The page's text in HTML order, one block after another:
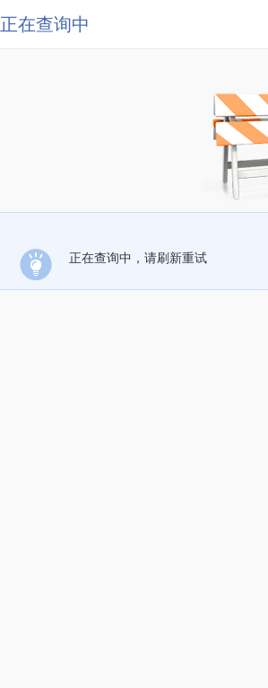
正在查询中
正在查询中，请刷新重试